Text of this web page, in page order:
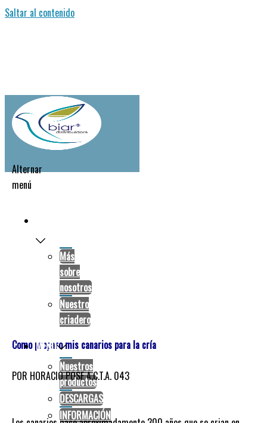
Saltar al contenido
Alternar
menú
Más
sobre
nosotros
Nuestro
criadero
MENÚ
Nuestros
productos
DESCARGAS
INFORMACIÓN
Preparación para la cría
Como preparo mis canarios para la cría
POR HORACIO POSE A.C.T.A. 043